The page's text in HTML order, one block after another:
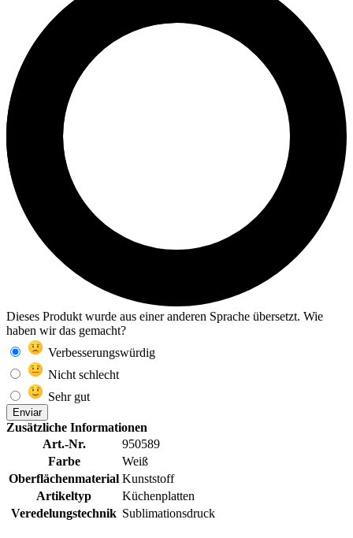
Dieses Produkt wurde aus einer anderen Sprache übersetzt. Wie
haben wir das gemacht?
Verbesserungswürdig
Nicht schlecht
Sehr gut
Enviar
Zusätzliche Informationen
Art.-Nr.
950589
Farbe
Weiß
Oberflächenmaterial Kunststoff
Artikeltyp
Küchenplatten
Veredelungstechnik Sublimationsdruck